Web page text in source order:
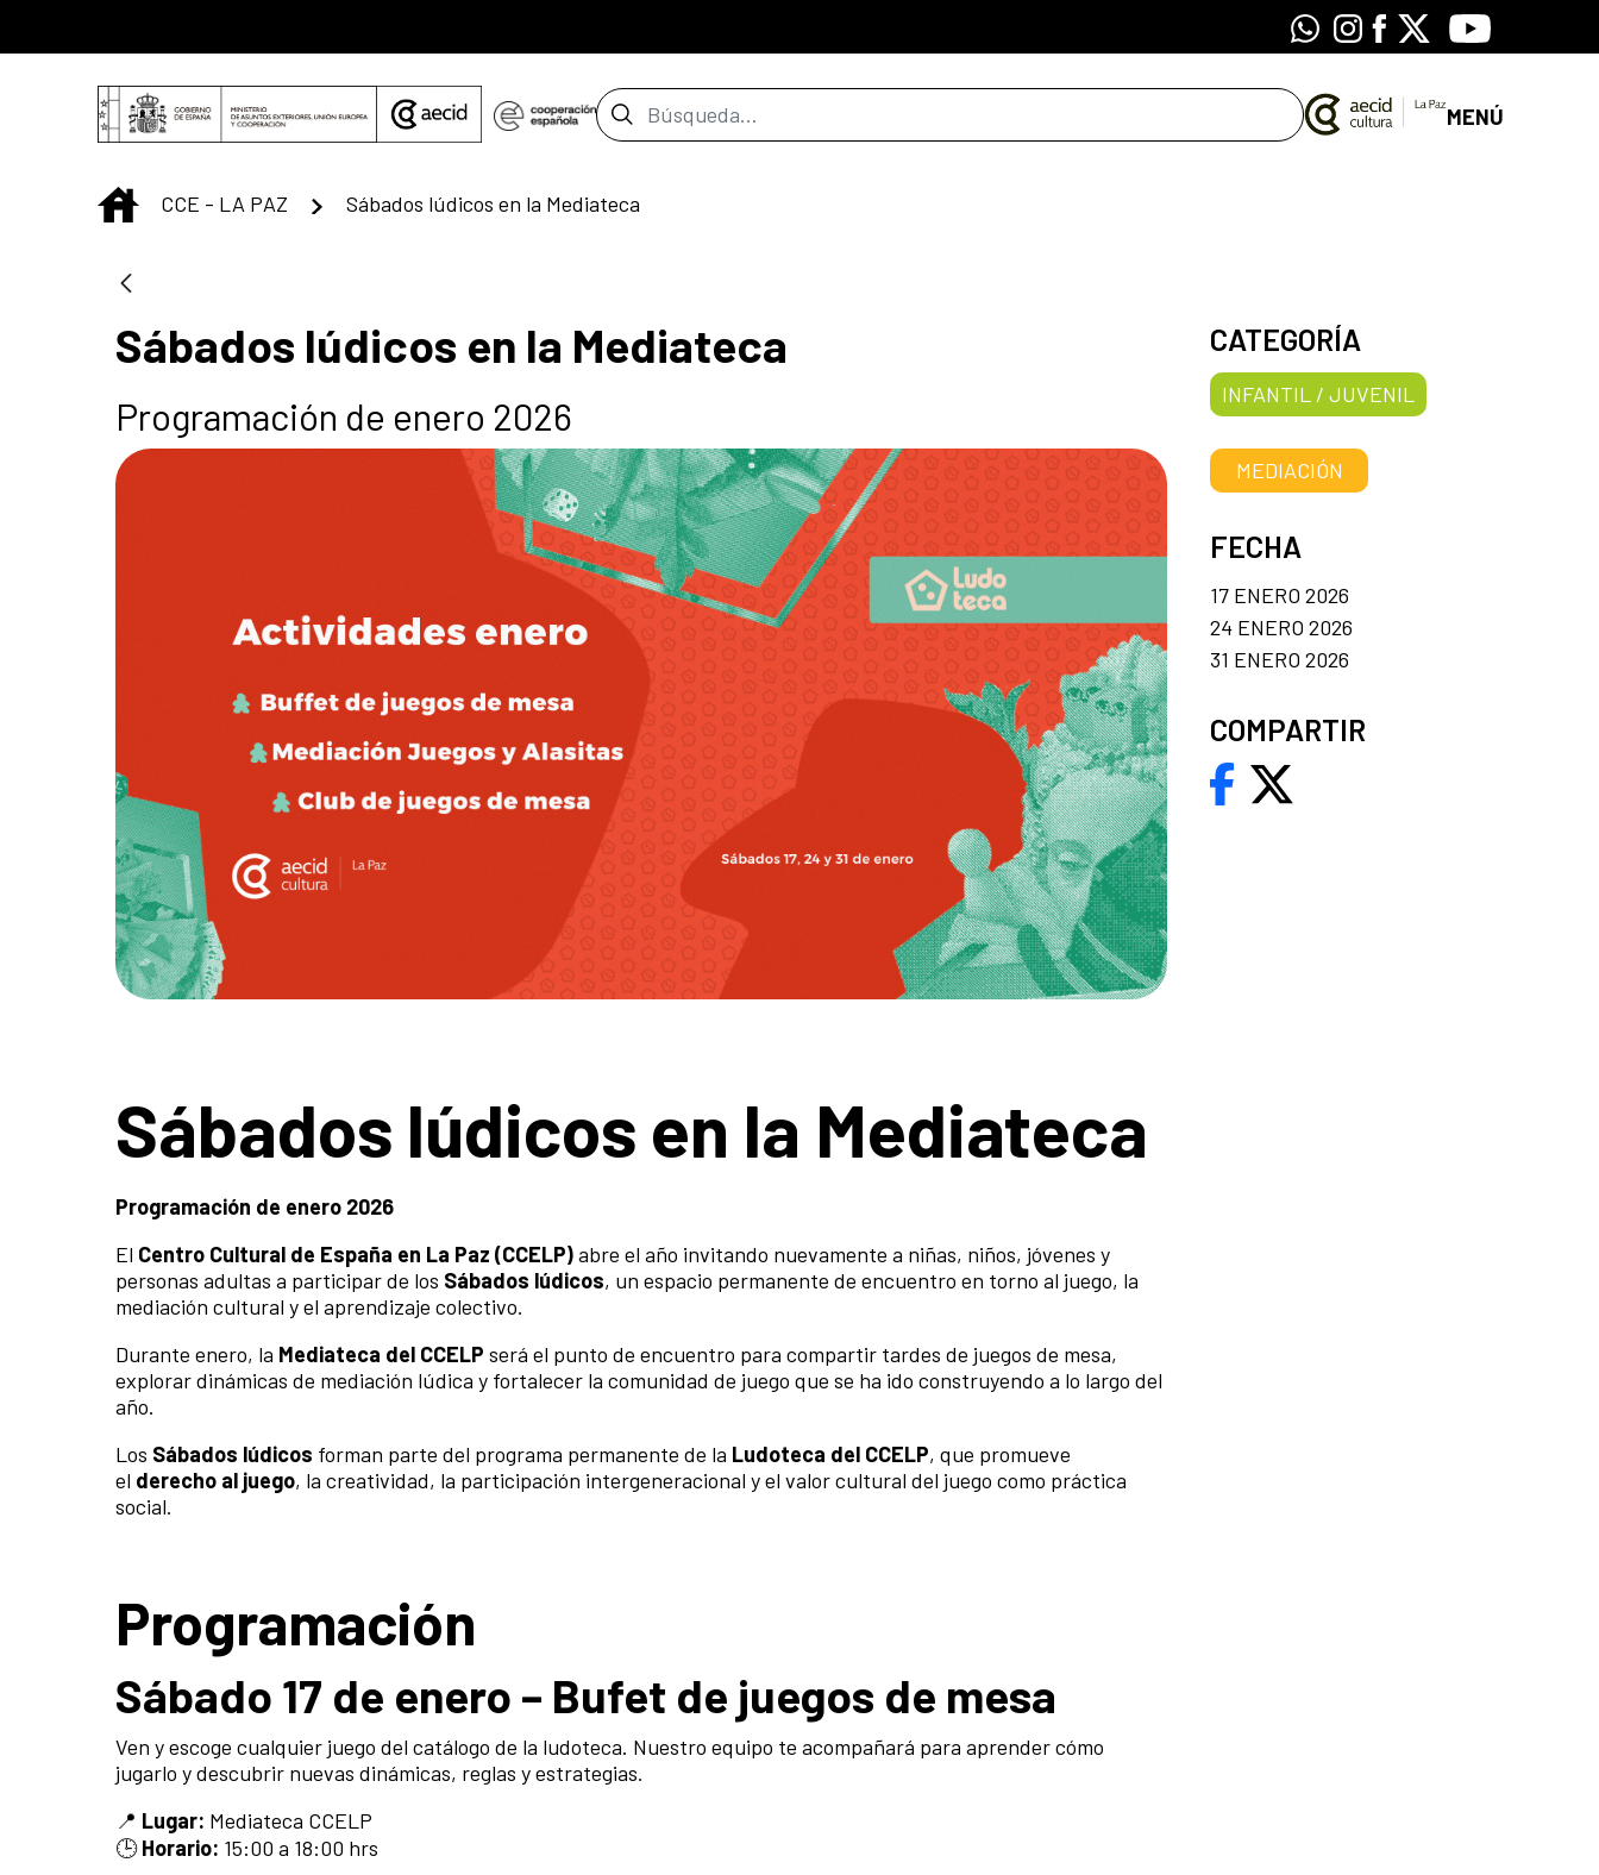
WhatsappInstagram
Facebook
X Youtube
Barra de búsqueda MENÚ
INICIO
CCE - LA PAZ Sábados lúdicos en la Mediateca
Sábados lúdicos en la Mediateca
Programación de enero 2026
Sábados lúdicos en la Mediateca
Programación de enero 2026
El Centro Cultural de España en La Paz (CCELP)abre el año invitando nuevamente a niñas, niños, jóvenes y
personas adultas a participar de los Sábados lúdicos, un espacio permanente de encuentro en torno al juego, la
mediación cultural y el aprendizaje colectivo.
Durante enero, la Mediateca del CCELP será el punto de encuentro para compartir tardes de juegos de mesa,
explorar dinámicas de mediación lúdica y fortalecer la comunidad de juego que se ha ido construyendo a lo largo del
año.
Los Sábados lúdicos forman parte del programa permanente de la Ludoteca del CCELP, que promueve
el derecho al juego, la creatividad, la participación intergeneracional y el valor cultural del juego como práctica
social.
Programación
Sábado 17 de enero – Bufet de juegos de mesa
Ven y escoge cualquier juego del catálogo de la ludoteca. Nuestro equipo te acompañará para aprender cómo
jugarlo y descubrir nuevas dinámicas, reglas y estrategias.
📍 Lugar: Mediateca CCELP
🕒Horario: 15:00 a 18:00 hrs
CATEGORÍA
INFANTIL / JUVENIL
MEDIACIÓN
FECHA
17 ENERO 2026
24 ENERO 2026
31 ENERO 2026
COMPARTIR